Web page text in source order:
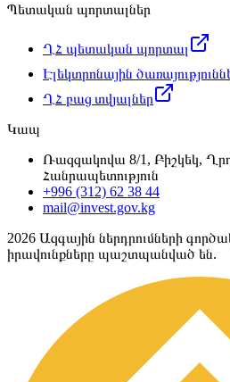
Պետական պորտալներ
ՂՀ պետական պորտալ
Էլեկտրոնային
ՂՀ բաց տվյալներ
Կապ
Ռազզակովա 8/1, Բիշկեկ,
Հանրապետություն
+996 (312) 62 38 44
mail@invest.gov.kg
2026 Ազգային ներդրումների
իրավունքները պաշտպանված են.